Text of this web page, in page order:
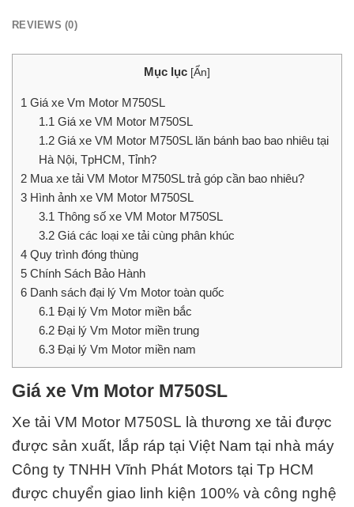
REVIEWS (0)
Mục lục [Ẩn]
1 Giá xe Vm Motor M750SL
1.1 Giá xe VM Motor M750SL
1.2Giá xe VM Motor M750SL lăn bánh bao bao nhiêu tại
Hà Nội, TpHCM, Tỉnh?
2 Mua xe tải VM Motor M750SL trả góp cần bao nhiêu?
3 Hình ảnh xe VM Motor M750SL
3.1 Thông số xe VM Motor M750SL
3.2Giá các loại xe tải cùng phân khúc
4 Quy trình đóng thùng
5 Chính Sách Bảo Hành
6 Danh sách đại lý Vm Motor toàn quốc
6.1 Đại lý Vm Motor miền bắc
6.2Đại lý Vm Motor miền trung
6.3Đại lý Vm Motor miền nam
Giá xe Vm Motor M750SL
Xe tải VM Motor M750SL là thương xe tải được
được sản xuất, lắp ráp tại Việt Nam tại nhà máy
Công ty TNHH Vĩnh Phát Motors tại Tp HCM
được chuyển giao linh kiện 100% và công nghệ